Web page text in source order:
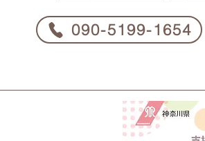
​090-5199-1654